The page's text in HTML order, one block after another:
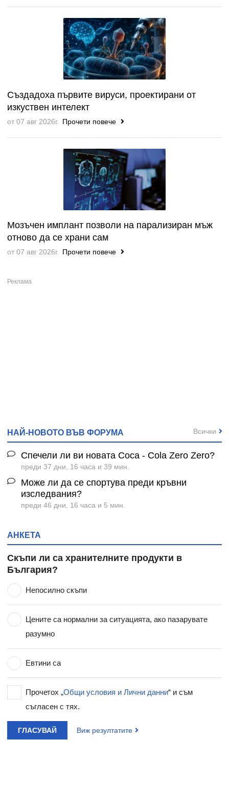
Създадоха първите вируси, проектирани от
изкуствен интелект
от 07 авг 2026г. Прочети повече
Мозъчен имплант позволи на парализиран мъж
отново да се храни сам
от 07 авг 2026г. Прочети повече
НАЙ-НОВОТО ВЪВ ФОРУМА
Спечели ли ви новата Coca - Cola Zero Zero?
преди 37 дни, 16 часа и 39 мин.
Може ли да се спортува преди кръвни
изследвания?
преди 46 дни, 16 часа и 5 мин.
Всички
АНКЕТА
Скъпи ли са хранителните продукти в
България?
Непосилно скъпи
Цените са нормални за ситуацията, ако пазарувате
разумно
Евтини са
Прочетох „Общи условия и Лични данни“ и съм
съгласен с тях.
ГЛАСУВАЙ Виж резултатите